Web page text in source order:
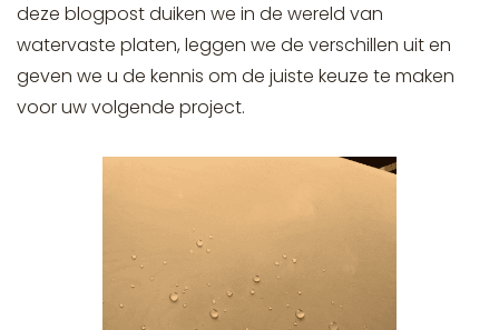
deze blogpost duiken we in de wereld van
watervaste platen, leggen we de verschillen uit en
geven we u de kennis om de juiste keuze te maken
voor uw volgende project.